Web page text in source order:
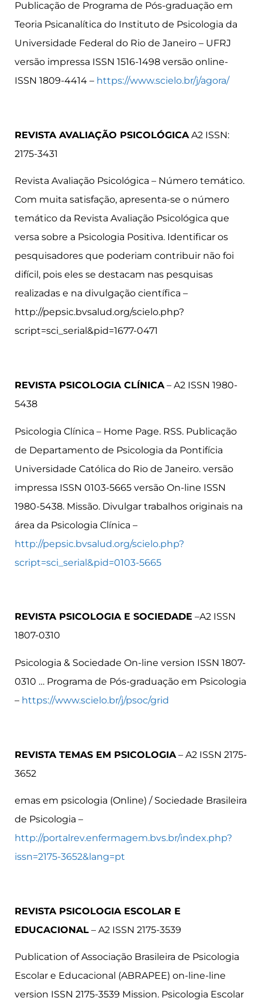
Publicação de Programa de Pós-graduação em
Teoria Psicanalítica do Instituto de Psicologia da
Universidade Federal do Rio de Janeiro – UFRJ
versão impressa ISSN 1516-1498 versão online-
ISSN 1809-4414 – https://www.scielo.br/j/agora/
REVISTA AVALIAÇÃO PSICOLÓGICAA2 ISSN:
2175-3431
Revista Avaliação Psicológica – Número temático.
Com muita satisfação, apresenta-se o número
temático da Revista Avaliação Psicológica que
versa sobre a Psicologia Positiva. Identificar os
pesquisadores que poderiam contribuir não foi
difícil, pois eles se destacam nas pesquisas
realizadas e na divulgação científica –
http://pepsic.bvsalud.org/scielo.php?
script=sci_serial&pid=1677-0471
REVISTA PSICOLOGIA CLÍNICA– A2 ISSN 1980-
5438
Psicologia Clínica – Home Page. RSS. Publicação
de Departamento de Psicologia da Pontifícia
Universidade Católica do Rio de Janeiro. versão
impressa ISSN 0103-5665 versão On-line ISSN
1980-5438. Missão. Divulgar trabalhos originais na
área da Psicologia Clínica –
http://pepsic.bvsalud.org/scielo.php?
script=sci_serial&pid=0103-5665
REVISTA PSICOLOGIA E SOCIEDADE –A2 ISSN
1807-0310
Psicologia & Sociedade On-line version ISSN 1807-
0310 … Programa de Pós-graduação em Psicologia
– https://www.scielo.br/j/psoc/grid
REVISTA TEMAS EM PSICOLOGIA – A2 ISSN 2175-
3652
emas em psicologia (Online) / Sociedade Brasileira
de Psicologia –
http://portalrev.enfermagem.bvs.br/index.php?
issn=2175-3652&lang=pt
REVISTA PSICOLOGIA ESCOLAR E
EDUCACIONAL – A2 ISSN 2175-3539
Publication of Associação Brasileira de Psicologia
Escolar e Educacional (ABRAPEE) on-line-line
version ISSN 2175-3539 Mission. Psicologia Escolar